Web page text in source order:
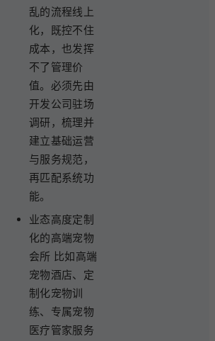
乱的流程线上
化，既控不住
成本，也发挥
不了管理价
值。必须先由
开发公司驻场
调研，梳理并
建立基础运营
与服务规范，
再匹配系统功
能。
业态高度定制
化的高端宠物
会所 比如高端
宠物酒店、定
制化宠物训
练、专属宠物
医疗管家服务